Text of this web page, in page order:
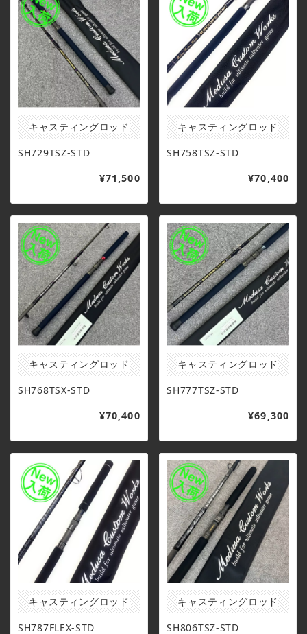
キャスティングロッド
SH729TSZ-STD
¥71,500
キャスティングロッド
SH758TSZ-STD
¥70,400
キャスティングロッド
SH768TSX-STD
¥70,400
キャスティングロッド
SH777TSZ-STD
¥69,300
キャスティングロッド
SH787FLEX-STD
キャスティングロッド
SH806TSZ-STD